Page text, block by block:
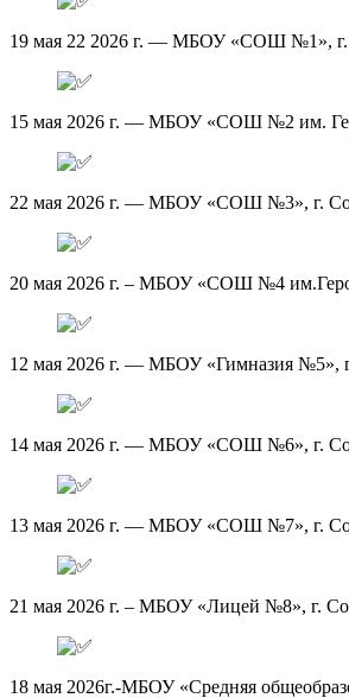
19 мая 22 2026 г. — МБОУ «СОШ №1», г.
15 мая 2026 г. — МБОУ «СОШ №2 им.
22 мая 2026 г. — МБОУ «СОШ №3», г.
20 мая 2026 г. – МБОУ «СОШ №4
12 мая 2026 г. — МБОУ «Гимназия №5»,
14 мая 2026 г. — МБОУ «СОШ №6», г.
13 мая 2026 г. — МБОУ «СОШ №7», г.
21 мая 2026 г. – МБОУ «Лицей №8», г.
18 мая 2026г.-МБОУ «Средняя